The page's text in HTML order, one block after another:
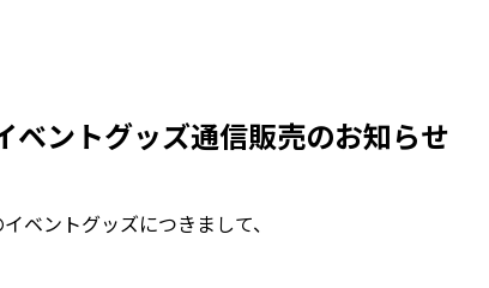
ベントグッズ通信販売のお知らせ
ベントグッズにつきまして、